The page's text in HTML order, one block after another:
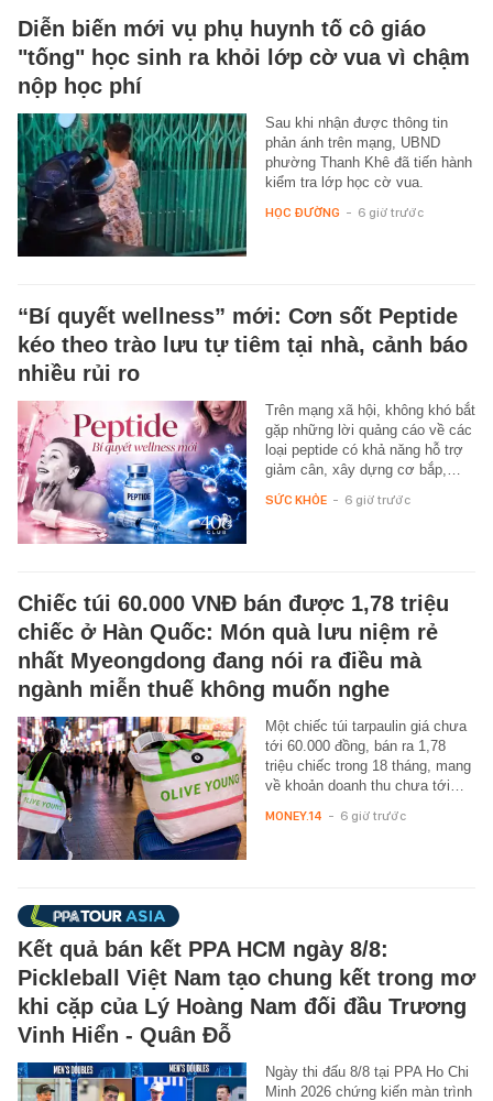
Diễn biến mới vụ phụ huynh tố cô giáo
"tống" học sinh ra khỏi lớp cờ vua vì chậm
nộp học phí
Sau khi nhận được thông tin
phản ánh trên mạng, UBND
phường Thanh Khê đã tiến hành
kiểm tra lớp học cờ vua.
HỌC ĐƯỜNG - 6 giờ trước
“Bí quyết wellness” mới: Cơn sốt Peptide
kéo theo trào lưu tự tiêm tại nhà, cảnh báo
nhiều rủi ro
Trên mạng xã hội, không khó bắt
gặp những lời quảng cáo về các
loại peptide có khả năng hỗ trợ
giảm cân, xây dựng cơ bắp,…
SỨC KHỎE - 6 giờ trước
Chiếc túi 60.000 VNĐ bán được 1,78 triệu
chiếc ở Hàn Quốc: Món quà lưu niệm rẻ
nhất Myeongdong đang nói ra điều mà
ngành miễn thuế không muốn nghe
Một chiếc túi tarpaulin giá chưa
tới 60.000 đồng, bán ra 1,78
triệu chiếc trong 18 tháng, mang
về khoản doanh thu chưa tới…
MONEY.14 - 6 giờ trước
Kết quả bán kết PPA HCM ngày 8/8:
Pickleball Việt Nam tạo chung kết trong mơ
khi cặp của Lý Hoàng Nam đối đầu Trương
Vinh Hiển - Quân Đỗ
Ngày thi đấu 8/8 tại PPA Ho Chi
Minh 2026 chứng kiến màn trình